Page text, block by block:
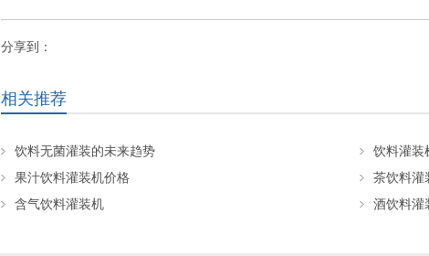
分享到：
相关推荐
饮料无菌灌装的未来趋势
饮料灌装
果汁饮料灌装机价格
茶饮料灌
含气饮料灌装机
酒饮料灌